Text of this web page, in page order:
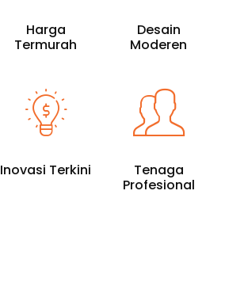
Harga
Termurah
Desain
Moderen
Inovasi Terkini
Tenaga
Profesional